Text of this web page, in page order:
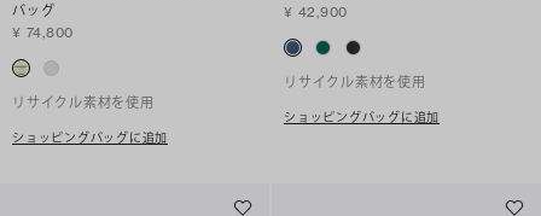
バッグ
¥ 74,800
リサイクル素材を使用
ショッピングバッグに追加
¥ 42,900
リサイクル素材を使用
ショッピングバッグに追加